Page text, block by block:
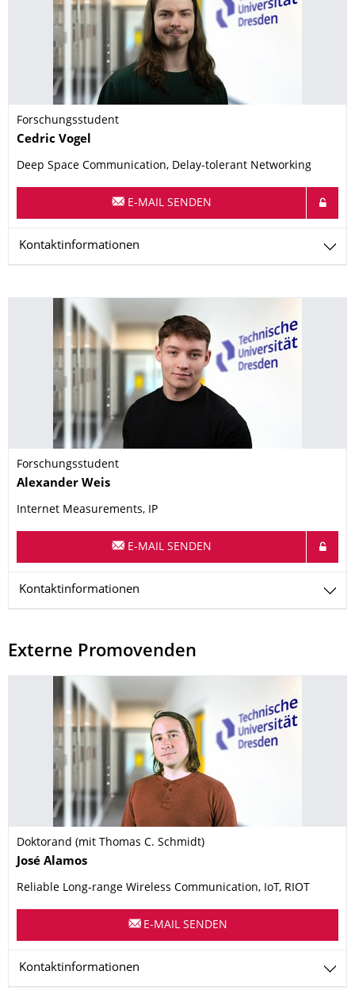
Forschungsstudent
Name
Cedric Vogel
Deep Space Communication, Delay-tolerant Networking
E-MAIL SENDEN
Kontaktinformationen
Forschungsstudent
Name
Alexander Weis
Internet Measurements, IP
E-MAIL SENDEN
Kontaktinformationen
Externe Promovenden
Doktorand (mit Thomas C. Schmidt)
Name
José Alamos
Reliable Long-range Wireless Communication, IoT, RIOT
E-MAIL SENDEN
Kontaktinformationen